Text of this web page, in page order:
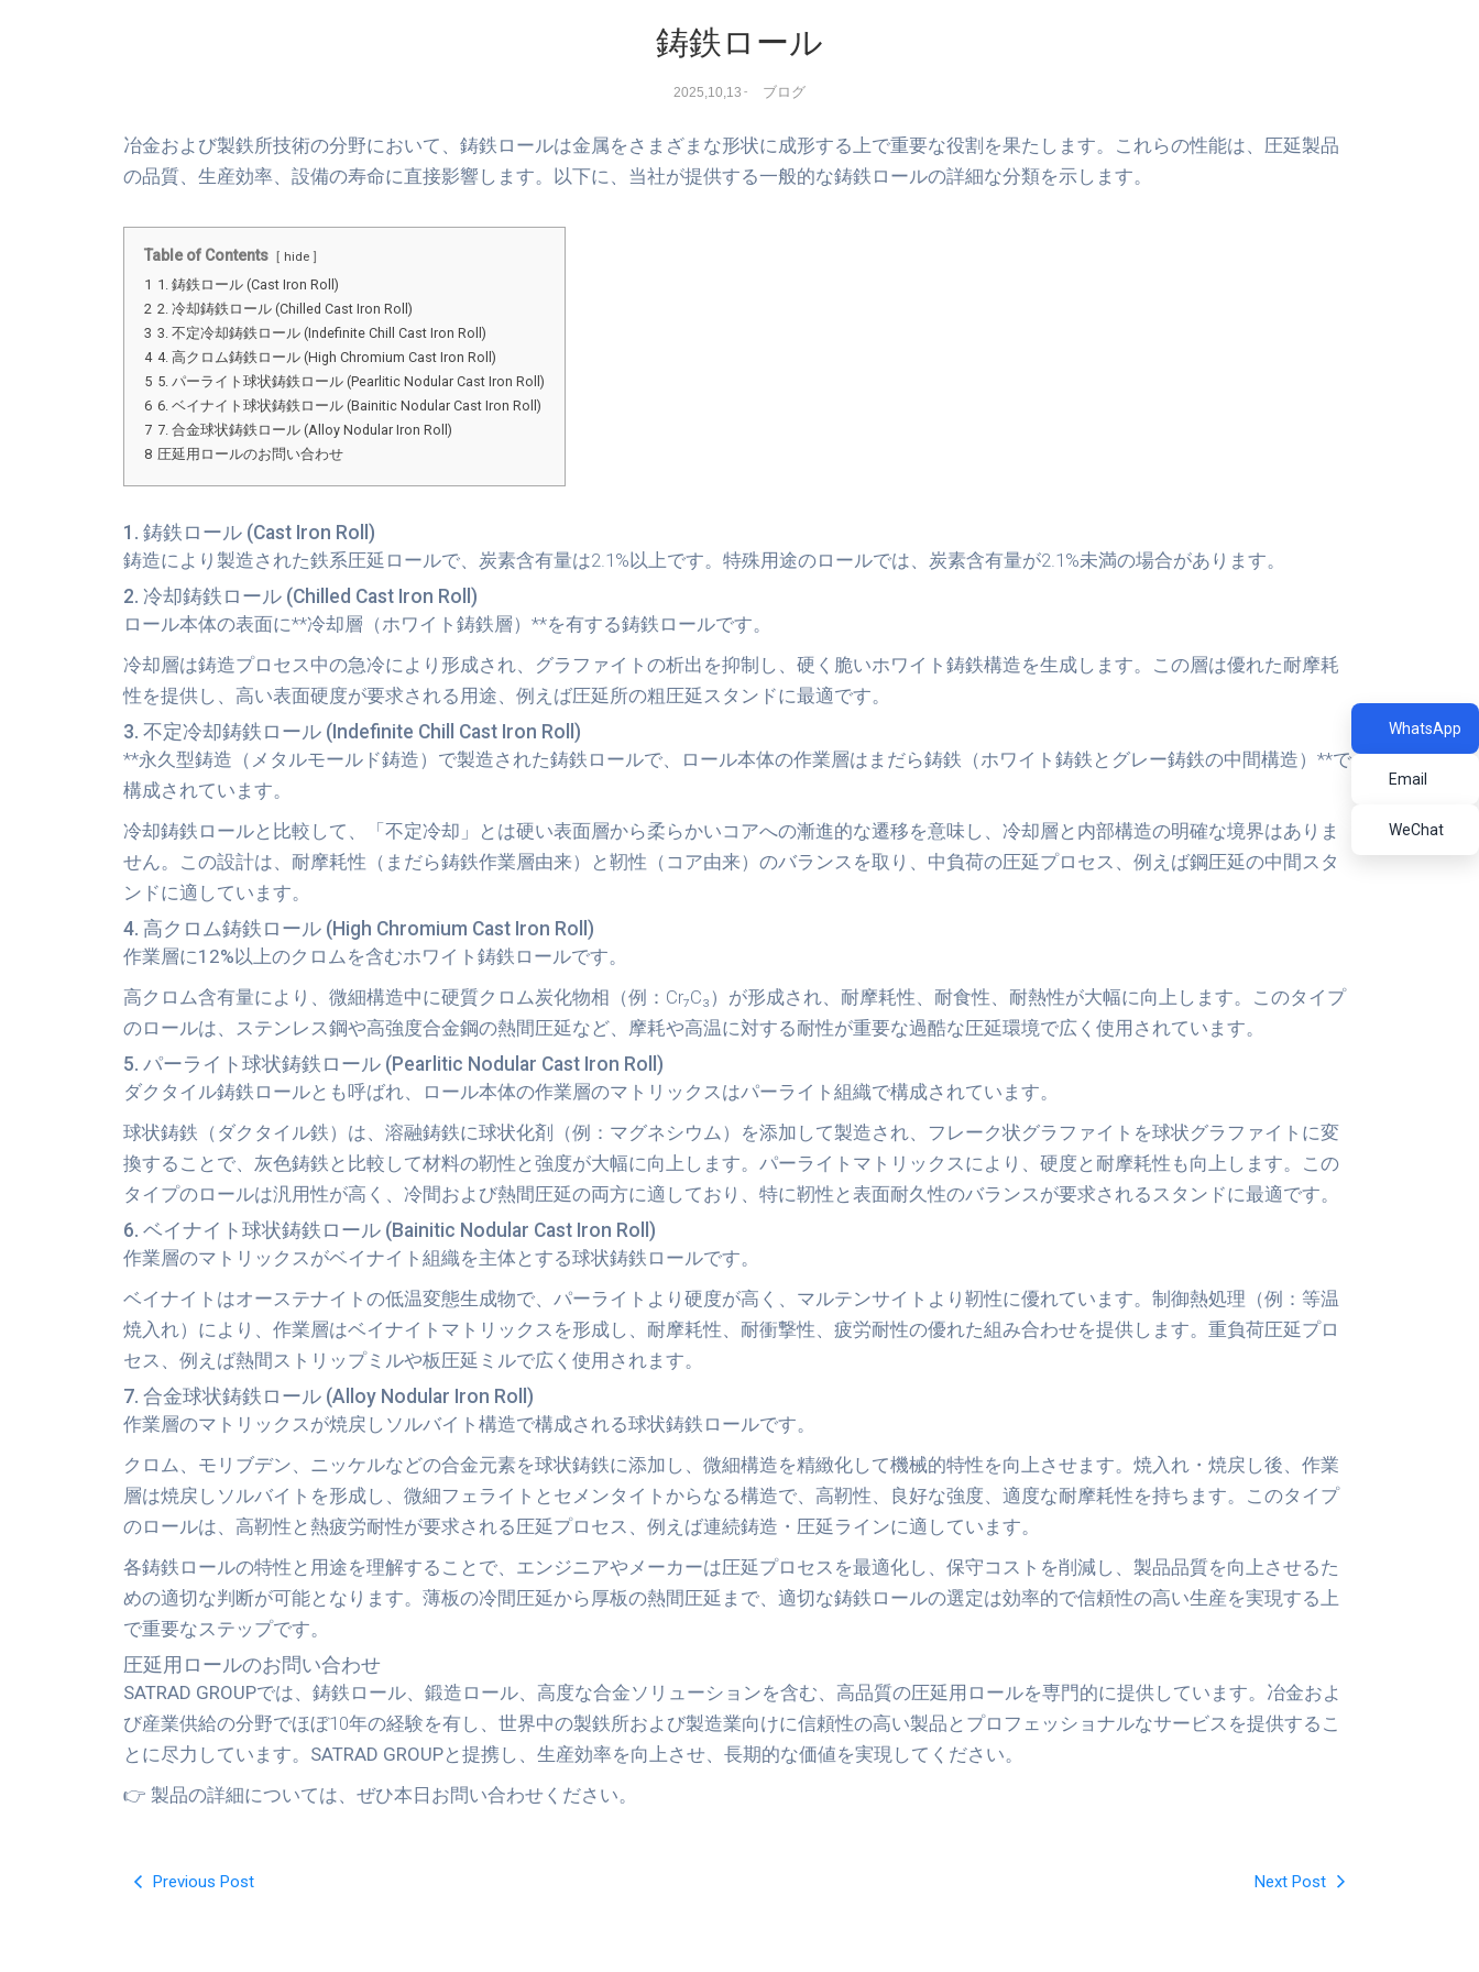
鋳鉄ロール
2025,10,13 - ブログ
冶金および製鉄所技術の分野において、 鋳鉄ロールは金属をさまざまな形状に成形する上で重要な役割を果たします。これらの性能は、圧延製品
の品質、生産効率、設備の寿命に直接影響します。以下に、当社が提供する一般的な鋳鉄ロールの詳細な分類を示します。
Table of Contents hide
1 1. 鋳鉄ロール (Cast Iron Roll)
2 2. 冷却鋳鉄ロール (Chilled Cast Iron Roll)
3 3. 不定冷却鋳鉄ロール (Indefinite Chill Cast Iron Roll)
4 4. 高クロム鋳鉄ロール (High Chromium Cast Iron Roll)
5 5. パーライト球状鋳鉄ロール (Pearlitic Nodular Cast Iron Roll)
6 6. ベイナイト球状鋳鉄ロール (Bainitic Nodular Cast Iron Roll)
7 7. 合金球状鋳鉄ロール (Alloy Nodular Iron Roll)
8 圧延用ロールのお問い合わせ
1. 鋳鉄ロール (Cast Iron Roll)
鋳造により製造された鉄系圧延ロールで、炭素含有量は2.1%以上です。特殊用途のロールでは、炭素含有量が2.1%未満の場合があります。
2. 冷却鋳鉄ロール (Chilled Cast Iron Roll)
ロール本体の表面に**冷却層（ホワイト鋳鉄層）**を有する鋳鉄ロールです。
冷却層は鋳造プロセス中の急冷により形成され、グラファイトの析出を抑制し、硬く脆いホワイト鋳鉄構造を生成します。この層は優れた耐摩耗
性を提供し、高い表面硬度が要求される用途、例えば圧延所の粗圧延スタンドに最適です。
3. 不定冷却鋳鉄ロール (Indefinite Chill Cast Iron Roll)
**永久型鋳造（メタルモールド鋳造） で製造された鋳鉄ロールで、ロール本体の作業層は まだら鋳鉄（ホワイト鋳鉄とグレー鋳鉄の中間構造）**で
構成されています。
冷却鋳鉄ロールと比較して、「不定冷却」とは硬い表面層から柔らかいコアへの漸進的な遷移を意味し、冷却層と内部構造の明確な境界はありま
せん。この設計は、耐摩耗性（まだら鋳鉄作業層由来）と靭性（コア由来）のバランスを取り、中負荷の圧延プロセス、例えば鋼圧延の中間スタ
ンドに適しています。
4. 高クロム鋳鉄ロール (High Chromium Cast Iron Roll)
作業層に12%以上のクロムを含むホワイト鋳鉄ロールです。
高クロム含有量により、微細構造中に硬質クロム炭化物相（例：Cr₇C₃）が形成され、耐摩耗性、耐食性、耐熱性が大幅に向上します。このタイプ
のロールは、ステンレス鋼や高強度合金鋼の熱間圧延など、摩耗や高温に対する耐性が重要な過酷な圧延環境で広く使用されています。
5. パーライト球状鋳鉄ロール (Pearlitic Nodular Cast Iron Roll)
ダクタイル鋳鉄ロールとも呼ばれ、ロール本体の作業層のマトリックスはパーライト組織で構成されています。
球状鋳鉄（ダクタイル鉄）は、溶融鋳鉄に球状化剤（例：マグネシウム）を添加して製造され、フレーク状グラファイトを球状グラファイトに変
換することで、灰色鋳鉄と比較して材料の靭性と強度が大幅に向上します。パーライトマトリックスにより、硬度と耐摩耗性も向上します。この
タイプのロールは汎用性が高く、冷間および熱間圧延の両方に適しており、特に靭性と表面耐久性のバランスが要求されるスタンドに最適です。
6. ベイナイト球状鋳鉄ロール (Bainitic Nodular Cast Iron Roll)
作業層のマトリックスがベイナイト組織を主体とする球状鋳鉄ロールです。
ベイナイトはオーステナイトの低温変態生成物で、パーライトより硬度が高く、マルテンサイトより靭性に優れています。制御熱処理（例：等温
焼入れ）により、作業層はベイナイトマトリックスを形成し、耐摩耗性、耐衝撃性、疲労耐性の優れた組み合わせを提供します。重負荷圧延プロ
セス、例えば熱間ストリップミルや板圧延ミルで広く使用されます。
7. 合金球状鋳鉄ロール (Alloy Nodular Iron Roll)
作業層のマトリックスが焼戻しソルバイト構造で構成される球状鋳鉄ロールです。
クロム、モリブデン、ニッケルなどの合金元素を球状鋳鉄に添加し、微細構造を精緻化して機械的特性を向上させます。焼入れ・焼戻し後、作業
層は焼戻しソルバイトを形成し、微細フェライトとセメンタイトからなる構造で、高靭性、良好な強度、適度な耐摩耗性を持ちます。このタイプ
のロールは、高靭性と熱疲労耐性が要求される圧延プロセス、例えば連続鋳造・圧延ラインに適しています。
各鋳鉄ロールの特性と用途を理解することで、エンジニアやメーカーは圧延プロセスを最適化し、保守コストを削減し、製品品質を向上させるた
めの適切な判断が可能となります。薄板の冷間圧延から厚板の熱間圧延まで、適切な鋳鉄ロールの選定は効率的で信頼性の高い生産を実現する上
で重要なステップです。
圧延用ロールのお問い合わせ
SATRAD GROUPでは、鋳鉄ロール、鍛造ロール、高度な合金ソリューションを含む、高品質の圧延用ロールを専門的に提供しています。冶金およ
び産業供給の分野でほぼ10年の経験を有し、世界中の製鉄所および製造業向けに信頼性の高い製品とプロフェッショナルなサービスを提供するこ
とに尽力しています。 SATRAD GROUPと提携し、生産効率を向上させ、長期的な価値を実現してください。
👉 製品の詳細については、ぜひ本日お問い合わせください。
Previous Post Next Post
WhatsApp
Email
WeChat